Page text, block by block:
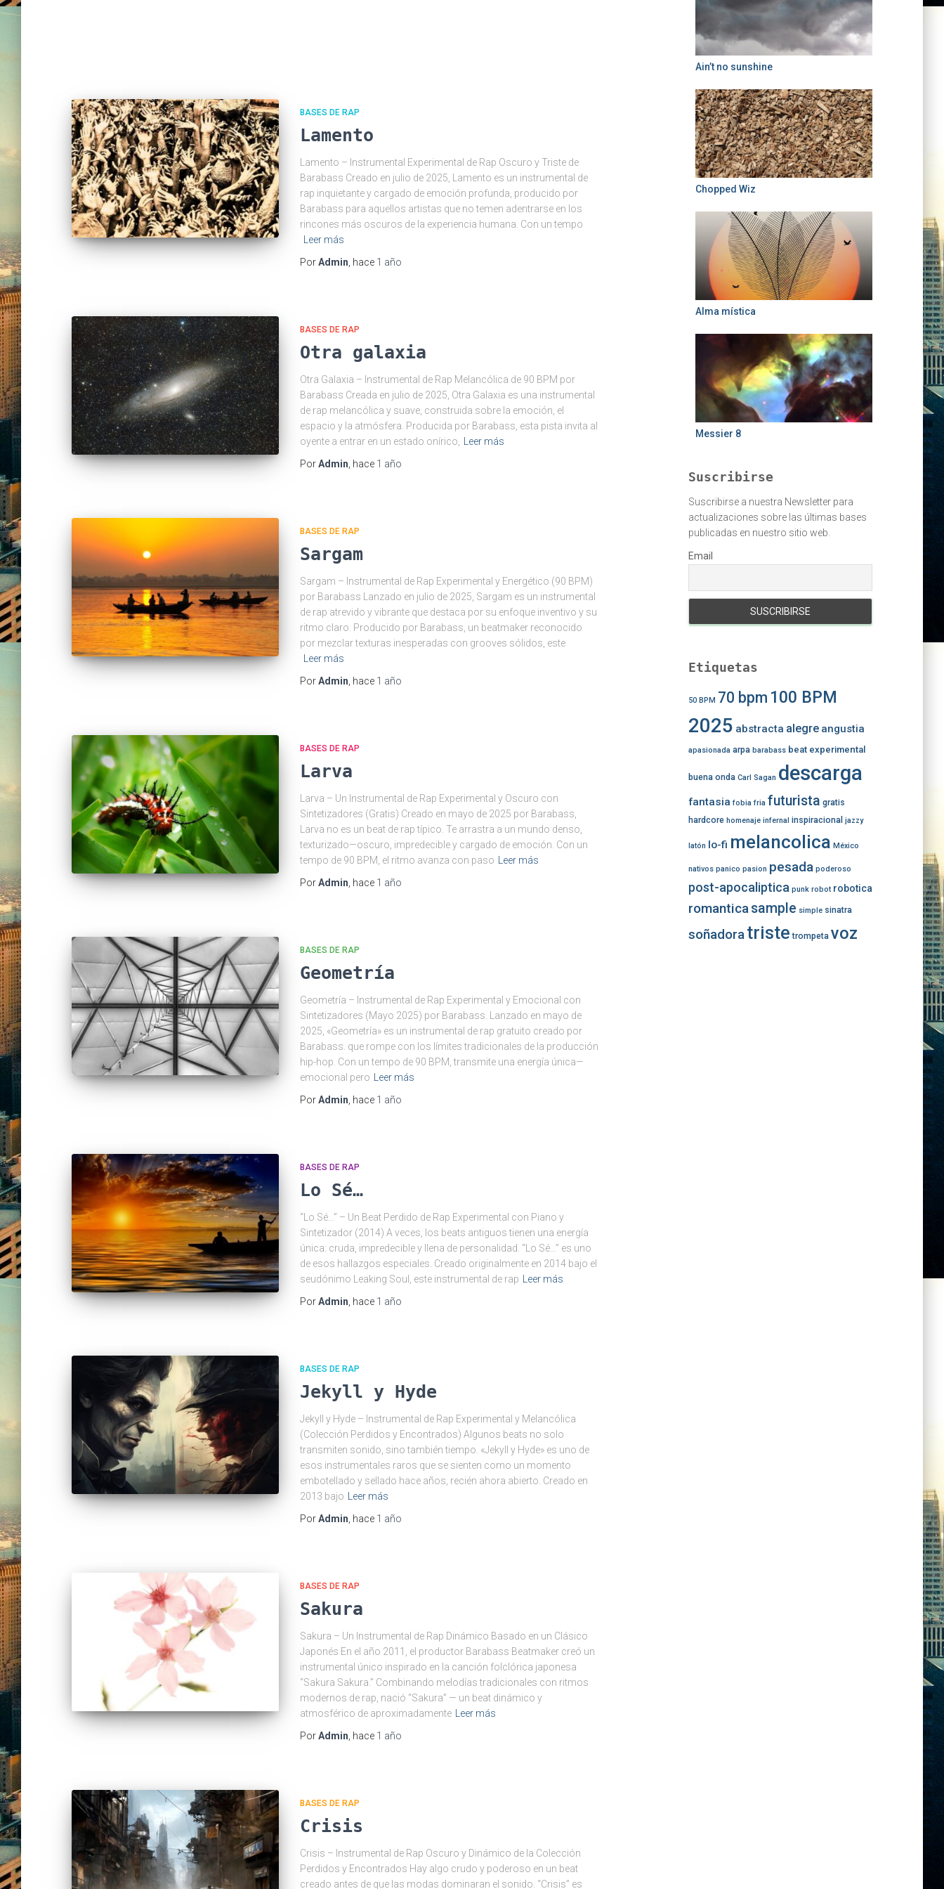
BASES DE RAP
Lamento
Lamento – Instrumental Experimental de Rap Oscuro y Triste de
Barabass Creado en julio de 2025, Lamento es un instrumental de
rap inquietante y cargado de emoción profunda, producido por
Barabass para aquellos artistas que no temen adentrarse en los
rincones más oscuros de la experiencia humana. Con un tempo
Leer más
PorAdmin , hace 1 año
BASES DE RAP
Otra galaxia
Otra Galaxia – Instrumental de Rap Melancólica de 90 BPM por
Barabass Creada en julio de 2025, Otra Galaxia es una instrumental
de rap melancólica y suave, construida sobre la emoción, el
espacio y la atmósfera. Producida por Barabass, esta pista invita al
oyente a entrar en un estado onírico,
Leer más
PorAdmin , hace 1 año
BASES DE RAP
Sargam
Sargam – Instrumental de Rap Experimental y Energético (90 BPM)
por Barabass Lanzado en julio de 2025, Sargam es un instrumental
de rap atrevido y vibrante que destaca por su enfoque inventivo y su
ritmo claro. Producido por Barabass, un beatmaker reconocido
por mezclar texturas inesperadas con grooves sólidos, este
Leer más
PorAdmin , hace 1 año
BASES DE RAP
Larva
Larva – Un Instrumental de Rap Experimental y Oscuro con
Sintetizadores (Gratis) Creado en mayo de 2025 por Barabass,
Larva no es un beat de rap típico. Te arrastra a un mundo denso,
texturizado—oscuro, impredecible y cargado de emoción. Con un
tempo de 90 BPM, el ritmo avanza con paso
Leer más
PorAdmin , hace 1 año
BASES DE RAP
Geometría
Geometría – Instrumental de Rap Experimental y Emocional con
Sintetizadores (Mayo 2025) por Barabass. Lanzado en mayo de
2025, «Geometría» es un instrumental de rap gratuito creado por
Barabass. que rompe con los límites tradicionales de la producción
hip-hop. Con un tempo de 90 BPM, transmite una energía única—
emocional pero
Leer más
PorAdmin , hace 1 año
BASES DE RAP
Lo Sé…
“Lo Sé…” – Un Beat Perdido de Rap Experimental con Piano y
Sintetizador (2014) A veces, los beats antiguos tienen una energía
única: cruda, impredecible y llena de personalidad. “Lo Sé…” es uno
de esos hallazgos especiales. Creado originalmente en 2014 bajo el
seudónimo Leaking Soul, este instrumental de rap
Leer más
PorAdmin , hace 1 año
BASES DE RAP
Jekyll y Hyde
Jekyll y Hyde – Instrumental de Rap Experimental y Melancólica
(Colección Perdidos y Encontrados) Algunos beats no solo
transmiten sonido, sino también tiempo. «Jekyll y Hyde» es uno de
esos instrumentales raros que se sienten como un momento
embotellado y sellado hace años, recién ahora abierto. Creado en
2013 bajo
Leer más
PorAdmin , hace 1 año
BASES DE RAP
Sakura
Sakura – Un Instrumental de Rap Dinámico Basado en un Clásico
Japonés En el año 2011, el productor Barabass Beatmaker creó un
instrumental único inspirado en la canción folclórica japonesa
“Sakura Sakura.” Combinando melodías tradicionales con ritmos
modernos de rap, nació “Sakura” — un beat dinámico y
atmosférico de aproximadamente
Leer más
PorAdmin , hace 1 año
BASES DE RAP
Crisis
Crisis – Instrumental de Rap Oscuro y Dinámico de la Colección
Perdidos y Encontrados Hay algo crudo y poderoso en un beat
creado antes de que las modas dominaran el sonido. “Crisis” es
Ain’t no sunshine
Chopped Wiz
Alma mística
Messier 8
Suscribirse
Suscribirse a nuestra Newsletter para
actualizaciones sobre las últimas bases
publicadas en nuestro sitio web.
Email
Etiquetas
50 BPM 70 bpm 100 BPM
2025 abstracta alegre angustia
apasionada arpa barabass beat experimental
buena onda Carl Sagan descarga
fantasia fobia fria futurista gratis
hardcore homenaje infernal inspiracional jazzy
latón lo-fi melancolica México
nativos panico pasion pesada poderoso
post-apocaliptica punk robot robotica
romanticasample simple sinatra
soñadora triste trompeta voz